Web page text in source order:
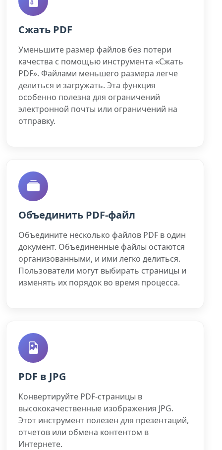
Сжать PDF
Уменьшите размер файлов без потери
качества с помощью инструмента «Сжать
PDF». Файлами меньшего размера легче
делиться и загружать. Эта функция
особенно полезна для ограничений
электронной почты или ограничений на
отправку.
Объединить PDF-файл
Объедините несколько файлов PDF в один
документ. Объединенные файлы остаются
организованными, и ими легко делиться.
Пользователи могут выбирать страницы и
изменять их порядок во время процесса.
PDF в JPG
Конвертируйте PDF-страницы в
высококачественные изображения JPG.
Этот инструмент полезен для презентаций,
отчетов или обмена контентом в
Интернете.